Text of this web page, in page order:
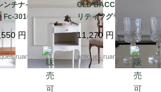
ンチナイトテーブ
3016
円
ruan
OLD BACCARAT アペ
リティフグラス Fc-3
050G
11,270 円
antiques ruan